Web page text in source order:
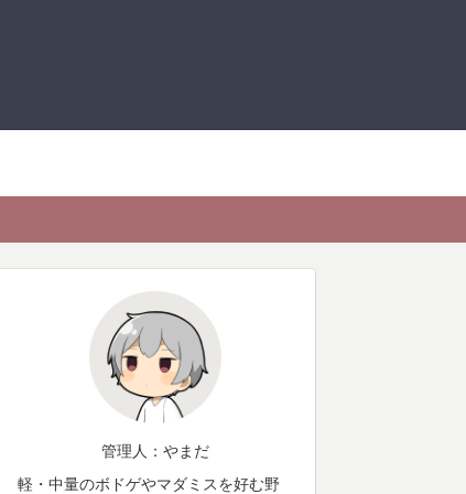
管理人：やまだ
軽・中量のボドゲやマダミスを好む野